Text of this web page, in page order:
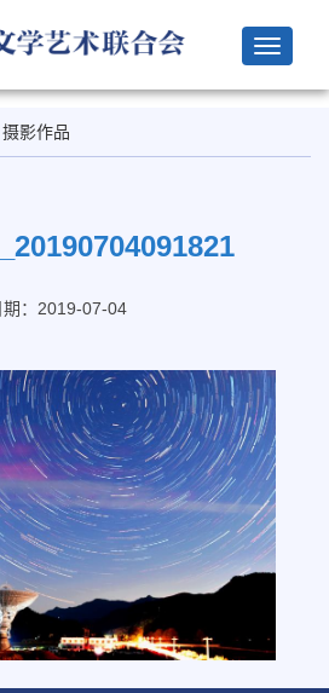
Toggle
摄影作品
期：2019-07-04